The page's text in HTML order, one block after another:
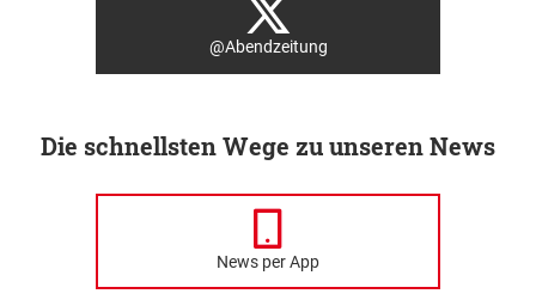
@Abendzeitung
Die schnellsten Wege zu unseren News
News per App